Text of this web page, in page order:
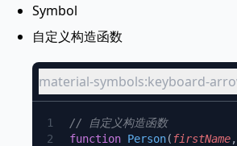
Symbol
自定义构造函数
material-symbols:keyboard-
function Person( firstName,